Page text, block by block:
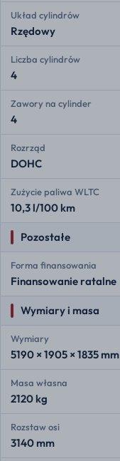
Układ cylindrów
Rzędowy
Liczba cylindrów
4
Zawory na cylinder
4
Rozrząd
DOHC
Zużycie paliwa WLTC
10,3 l/100 km
Pozostałe
Forma finansowania
Finansowanie ratalne
Wymiary i masa
Wymiary
5190 × 1905 × 1835 mm
Masa własna
2120 kg
Rozstaw osi
3140 mm